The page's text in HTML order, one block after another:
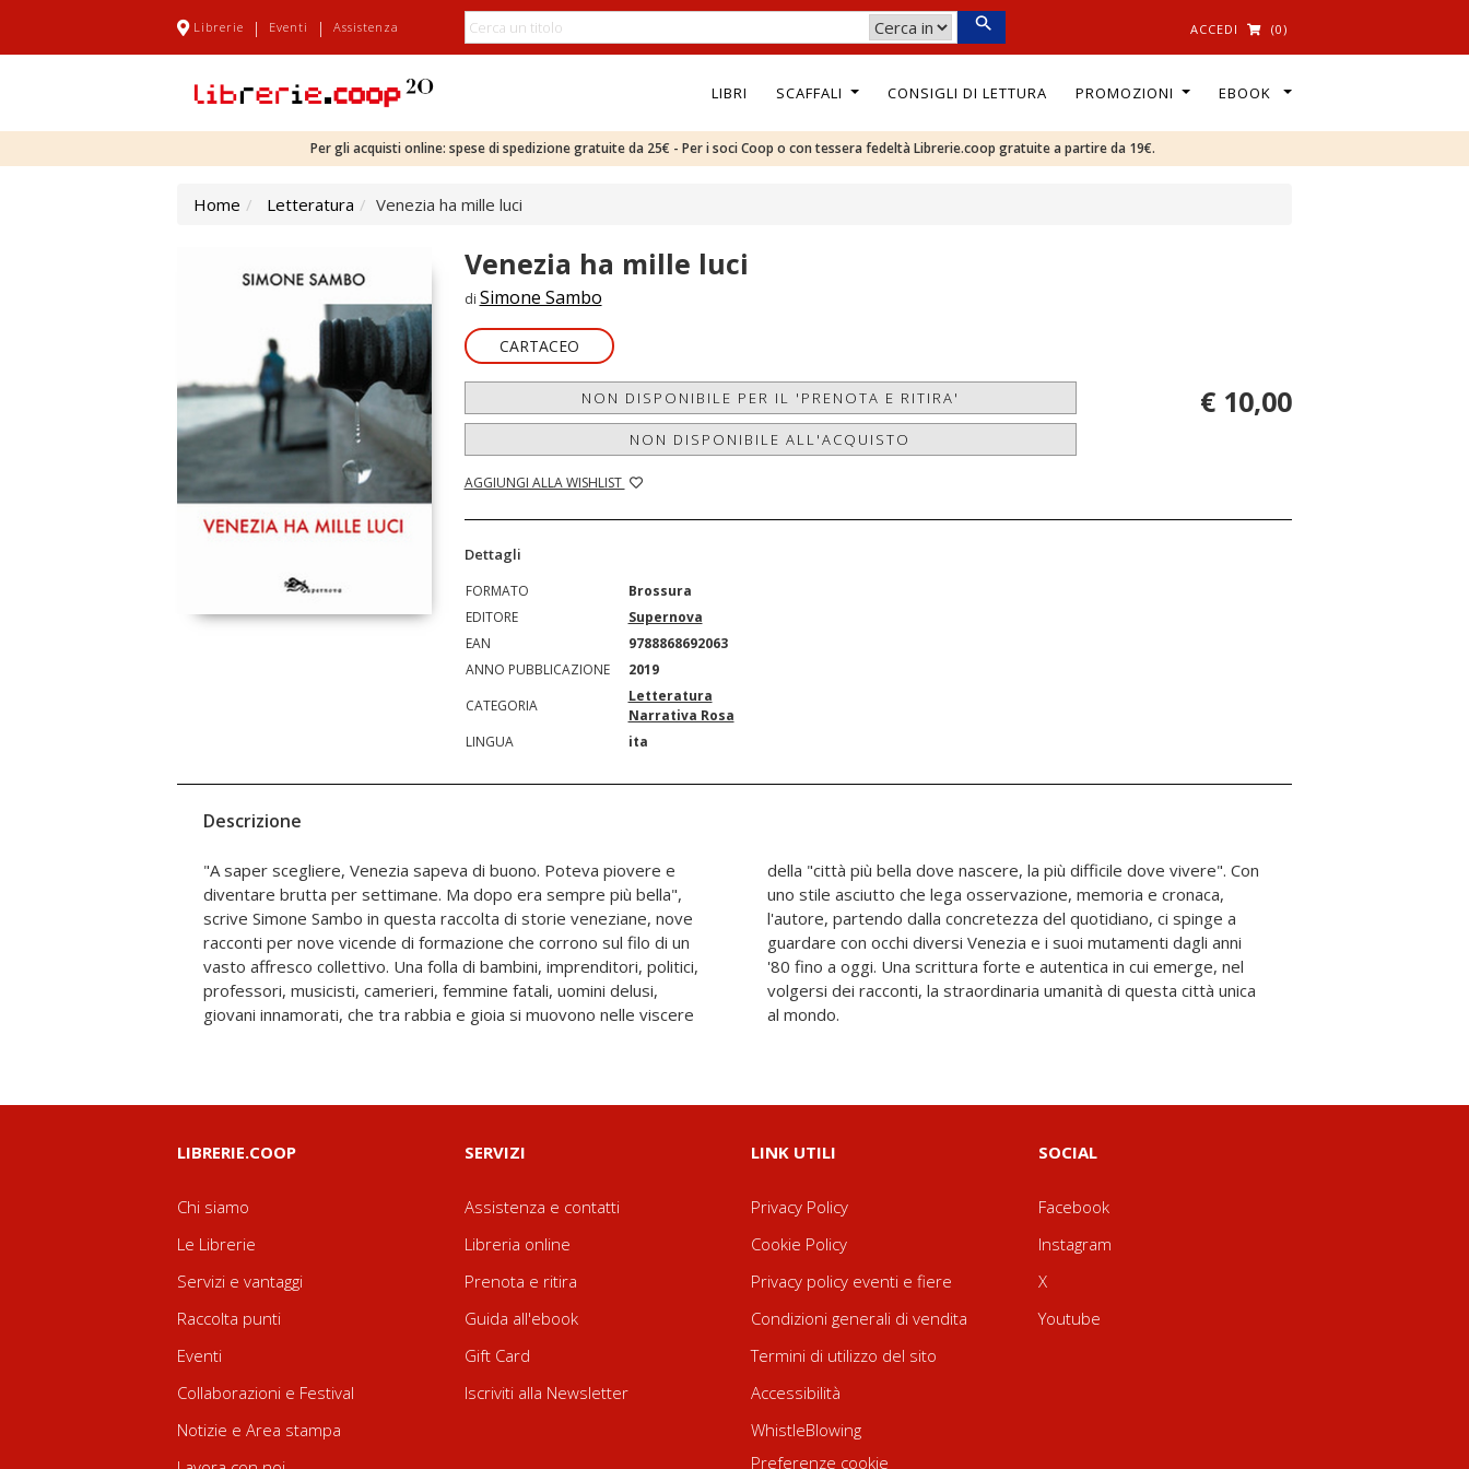
Librerie | Eventi | Assistenza ACCEDI (0)
LIBRI SCAFFALI CONSIGLI DI LETTURA PROMOZIONI EBOOK
Per gli acquisti online: spese di spedizione gratuite da 25€ - Per i soci Coop o con tessera fedeltà Librerie.coop gratuite a partire da 19€.
Home Letteratura Venezia ha mille luci
Venezia ha mille luci
di Simone Sambo
CARTACEO
NON DISPONIBILE PER IL 'PRENOTA E RITIRA'
NON DISPONIBILE ALL'ACQUISTO
AGGIUNGI ALLA WISHLIST
€ 10,00
Dettagli
FORMATO
Brossura
EDITORE
Supernova
EAN
9788868692063
ANNO PUBBLICAZIONE
2019
CATEGORIA
Letteratura
Narrativa Rosa
LINGUA
ita
Descrizione
"A saper scegliere, Venezia sapeva di buono. Poteva piovere e
diventare brutta per settimane. Ma dopo era sempre più bella",
scrive Simone Sambo in questa raccolta di storie veneziane, nove
racconti per nove vicende di formazione che corrono sul filo di un
vasto affresco collettivo. Una folla di bambini, imprenditori, politici,
professori, musicisti, camerieri, femmine fatali, uomini delusi,
giovani innamorati, che tra rabbia e gioia si muovono nelle viscere
della "città più bella dove nascere, la più difficile dove vivere". Con
uno stile asciutto che lega osservazione, memoria e cronaca,
l'autore, partendo dalla concretezza del quotidiano, ci spinge a
guardare con occhi diversi Venezia e i suoi mutamenti dagli anni
'80 fino a oggi. Una scrittura forte e autentica in cui emerge, nel
volgersi dei racconti, la straordinaria umanità di questa città unica
al mondo.
LIBRERIE.COOP
Chi siamo
Le Librerie
Servizi e vantaggi
Raccolta punti
Eventi
Collaborazioni e Festival
Notizie e Area stampa
SERVIZI
Assistenza e contatti
Libreria online
Prenota e ritira
Guida all'ebook
Gift Card
Iscriviti alla Newsletter
LINK UTILI
Privacy Policy
Cookie Policy
Privacy policy eventi e fiere
Condizioni generali di vendita
Termini di utilizzo del sito
Accessibilità
WhistleBlowing
Preferenze cookie
SOCIAL
Facebook
Instagram
X
Youtube